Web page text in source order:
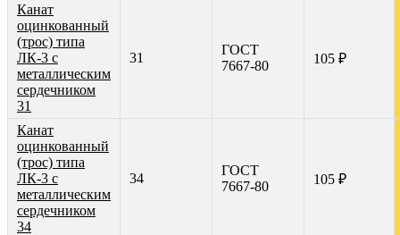
Канат
оцинкованный
(трос) типа
ЛК-3 с
металлическим
сердечником
31
31
ГОСТ
7667-80
105 ₽
Канат
оцинкованный
(трос) типа
ЛК-3 с
металлическим
сердечником
34
34
ГОСТ
7667-80
105 ₽